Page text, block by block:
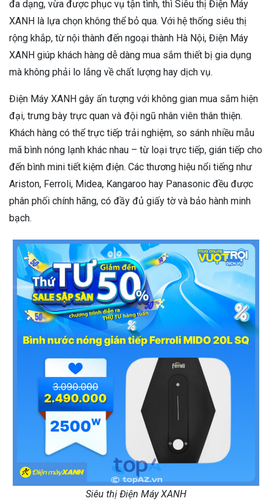
đa dạng, vừa được phục vụ tận tình, thì Siêu thị Điện Máy
XANH là lựa chọn không thể bỏ qua. Với hệ thống siêu thị
rộng khắp, từ nội thành đến ngoại thành Hà Nội, Điện Máy
XANH giúp khách hàng dễ dàng mua sắm thiết bị gia dụng
mà không phải lo lắng về chất lượng hay dịch vụ.
Điện Máy XANH gây ấn tượng với không gian mua sắm hiện
đại, trưng bày trực quan và đội ngũ nhân viên thân thiện.
Khách hàng có thể trực tiếp trải nghiệm, so sánh nhiều mẫu
mã bình nóng lạnh khác nhau – từ loại trực tiếp, gián tiếp cho
đến bình mini tiết kiệm điện. Các thương hiệu nổi tiếng như
Ariston, Ferroli, Midea, Kangaroo hay Panasonic đều được
phân phối chính hãng, có đầy đủ giấy tờ và bảo hành minh
bạch.
Siêu thị Điện Máy XANH